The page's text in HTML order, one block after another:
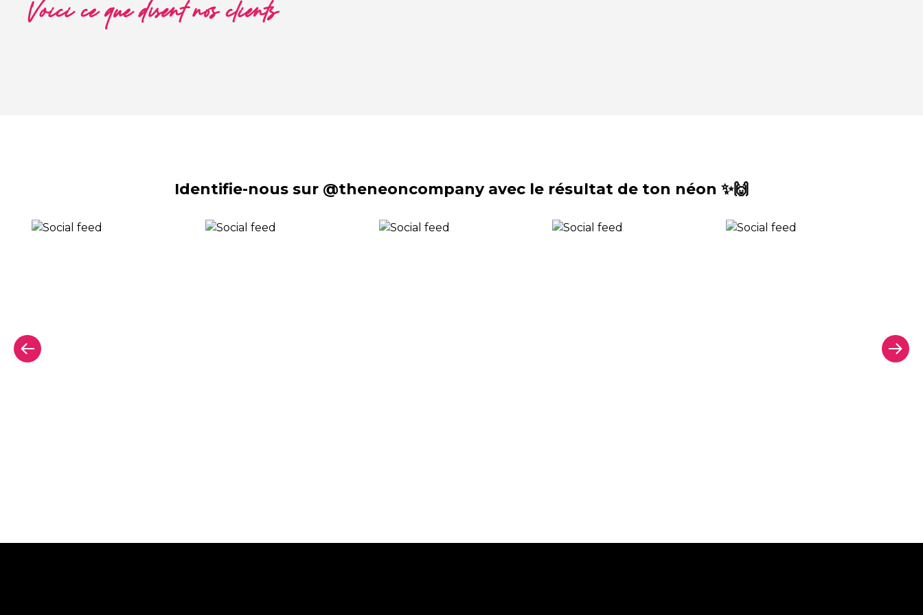
Voici ce que disent nos clients
Identifie-nous sur @theneoncompany avec le résultat de ton néon ✨🙌